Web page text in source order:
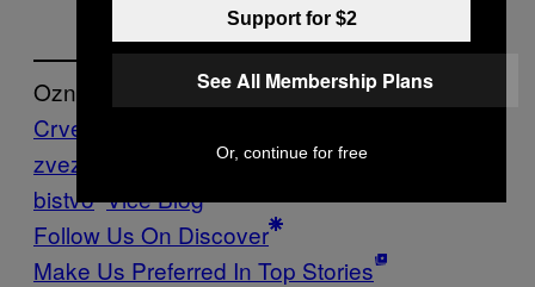
Označeno:
Crvena
zvezda
huligani Navijači
bistvo Vice Blog
Follow Us On Discover
Make Us Preferred In Top Stories
Support for $2
See All Membership Plans
Or, continue for free